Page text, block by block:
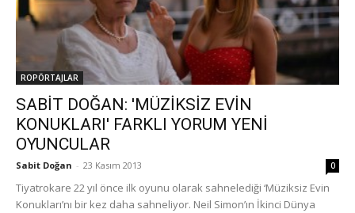
ROPÖRTAJLAR
SABİT DOĞAN: 'MÜZİKSİZ EVİN
KONUKLARI' FARKLI YORUM YENİ
OYUNCULAR
Sabit Doğan - 23 Kasım 2013 0
Tiyatrokare 22 yıl önce ilk oyunu olarak sahnelediği ‘Müziksiz Evin
Konukları’nı bir kez daha sahneliyor. Neil Simon’ın İkinci Dünya